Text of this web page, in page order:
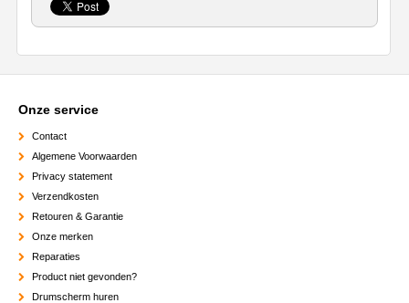
Onze service
Contact
Algemene Voorwaarden
Privacy statement
Verzendkosten
Retouren & Garantie
Onze merken
Reparaties
Product niet gevonden?
Drumscherm huren